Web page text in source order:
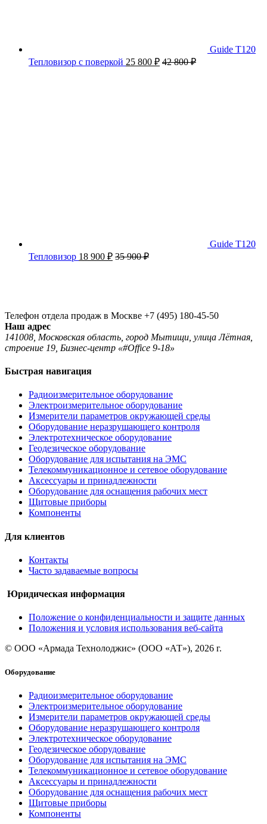
Guide T120
Тепловизор с поверкой 25 800 ₽ 42 800₽
Guide T120
Тепловизор 18 900 ₽ 35 900₽
Телефон отдела продаж в Москве +7 (495) 180-45-50
Наш адрес
141008, Московская область, город Мытищи, улица Лётная,
строение 19, Бизнес-центр «#Office 9-18»
Быстрая навигация
Радиоизмерительное оборудование
Электроизмерительное оборудование
Измерители параметров окружающей среды
Оборудование неразрушающего контроля
Электротехническое оборудование
Геодезическое оборудование
Оборудование для испытания на ЭМС
Телекоммуникационное и сетевое оборудование
Аксессуары и принадлежности
Оборудование для оснащения рабочих мест
Щитовые приборы
Компоненты
Для клиентов
Контакты
Часто задаваемые вопросы
Юридическая информация
Положение о конфиденциальности и защите данных
Положения и условия использования веб-сайта
© ООО «Армада Технолоджис» (ООО «АТ»), 2026 г.
Оборудование
Радиоизмерительное оборудование
Электроизмерительное оборудование
Измерители параметров окружающей среды
Оборудование неразрушающего контроля
Электротехническое оборудование
Геодезическое оборудование
Оборудование для испытания на ЭМС
Телекоммуникационное и сетевое оборудование
Аксессуары и принадлежности
Оборудование для оснащения рабочих мест
Щитовые приборы
Компоненты